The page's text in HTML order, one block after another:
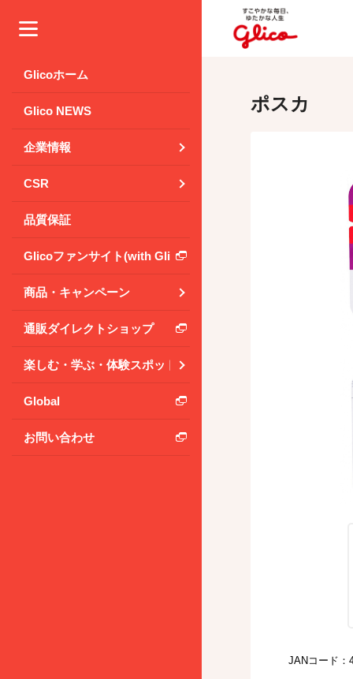
Glicoホーム
Glico NEWS
企業情報
CSR
品質保証
Glicoファンサイト(with Glico Park)
商品・キャンペーン
通販ダイレクトショップ
楽しむ・学ぶ・体験スポット
Global
お問い合わせ
ポスカ
JANコード：